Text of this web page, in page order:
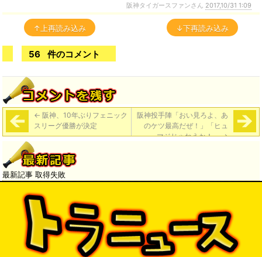
阪神タイガースファンさん 2017,10/31 1:09
↑上再読み込み ↓下再読み込み
56 件のコメント
← 阪神、10年ぶりフェニック
スリーグ優勝が決定
阪神投手陣「おい見ろよ、あ
のケツ最高だぜ！」「ヒュ
～、マジじゃねえか！」→
最新記事 取得失敗